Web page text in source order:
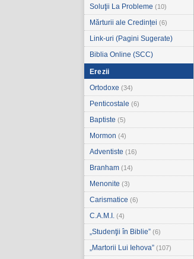
Soluţii La Probleme (10)
Mărturii ale Credinței (6)
Link-uri (Pagini Sugerate)
Biblia Online (SCC)
Erezii
Ortodoxe (34)
Penticostale (6)
Baptiste (5)
Mormon (4)
Adventiste (16)
Branham (14)
Menonite (3)
Carismatice (6)
C.A.M.I. (4)
„Studenţii în Biblie” (6)
„Martorii Lui Iehova” (107)